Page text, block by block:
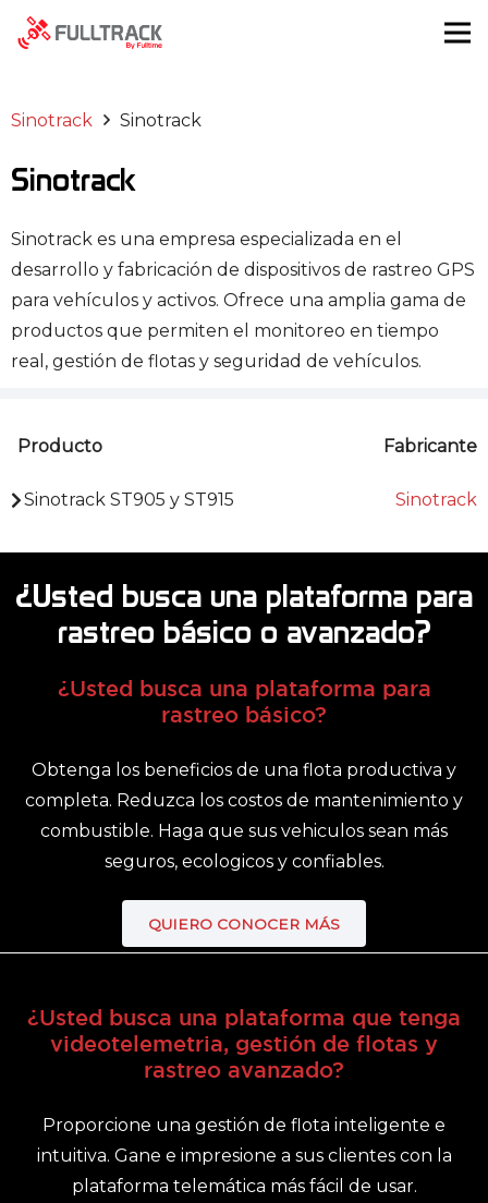
Sinotrack Sinotrack
Sinotrack
Sinotrack es una empresa especializada en el
desarrollo y fabricación de dispositivos de rastreo GPS
para vehículos y activos. Ofrece una amplia gama de
productos que permiten el monitoreo en tiempo
real, gestión de flotas y seguridad de vehículos.
Producto Fabricante
Sinotrack ST905 y ST915 Sinotrack
¿Usted busca una plataforma para
rastreo básico o avanzado?
¿Usted busca una plataforma para
rastreo básico?
Obtenga los beneficios de una flota productiva y
completa. Reduzca los costos de mantenimiento y
combustible. Haga que sus vehiculos sean más
seguros, ecologicos y confiables.
QUIERO CONOCER MÁS
¿Usted busca una plataforma que tenga
videotelemetria, gestión de flotas y
rastreo avanzado?
Proporcione una gestión de flota inteligente e
intuitiva. Gane e impresione a sus clientes con la
plataforma telemática más fácil de usar.